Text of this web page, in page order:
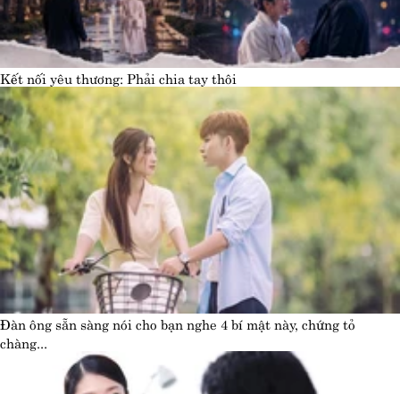
Kết nối yêu thương: Phải chia tay thôi
Đàn ông sẵn sàng nói cho bạn nghe 4 bí mật này, chứng tỏ
chàng...